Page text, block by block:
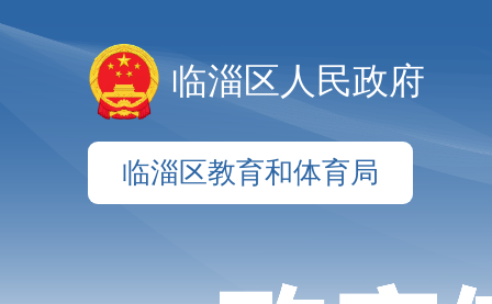
临淄区人民政府
临淄区教育和体育局